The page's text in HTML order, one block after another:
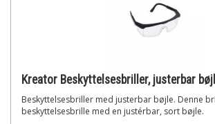
Kreator Beskyttelsesbriller, justerbar
Beskyttelsesbriller med justerbar bøjle. Denne
beskyttelsesbrille med en justérbar, sort bøjle.